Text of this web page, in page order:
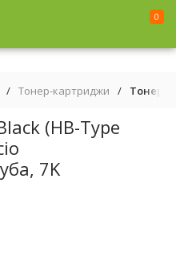
0
/ Тонер-картриджи / Тонер-
(HB-Type
7K